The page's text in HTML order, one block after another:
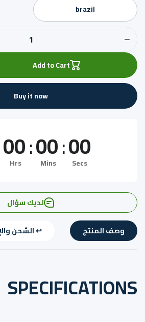
brazil
for حقائب
Add to Cart
Buy it now
00:00:00
Hrs Mins Secs
لديك سؤال
وصف المنتج ↩️ الشحن
SPECIFICATIONS